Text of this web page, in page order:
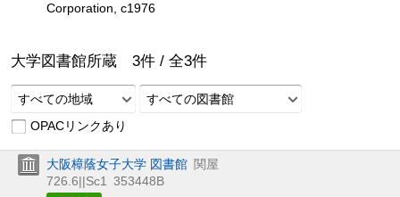
Corporation, c1976
大学図書館所蔵 3件 / 全3件
すべての地域
すべての図書館
OPACリンクあり
大阪樟蔭女子大学 図書館 関屋
726.6||Sc1
353448B